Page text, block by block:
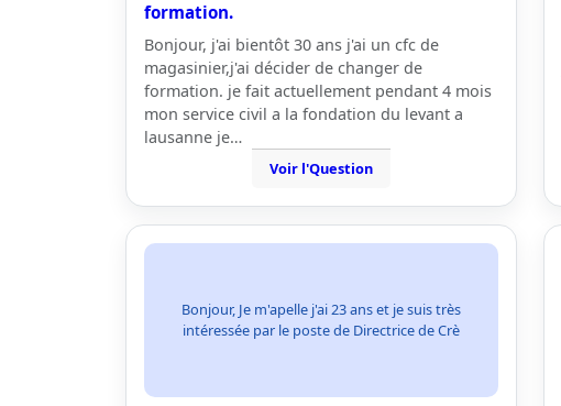
formation.
Bonjour, j'ai bientôt 30 ans j'ai un cfc de
magasinier,j'ai décider de changer de
formation. je fait actuellement pendant 4 mois
mon service civil a la fondation du levant a
lausanne je…
Voir l'Question
Bonjour, Je m'apelle j'ai 23 ans et je suis très
intéressée par le poste de Directrice de Crè